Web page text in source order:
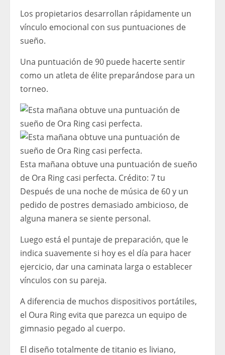
Los propietarios desarrollan rápidamente un
vínculo emocional con sus puntuaciones de
sueño.
Una puntuación de 90 puede hacerte sentir
como un atleta de élite preparándose para un
torneo.
Esta mañana obtuve una puntuación de sueño
de Ora Ring casi perfecta. Crédito: 7 tu
Después de una noche de música de 60 y un
pedido de postres demasiado ambicioso, de
alguna manera se siente personal.
Luego está el puntaje de preparación, que le
indica suavemente si hoy es el día para hacer
ejercicio, dar una caminata larga o establecer
vínculos con su pareja.
A diferencia de muchos dispositivos portátiles,
el Oura Ring evita que parezca un equipo de
gimnasio pegado al cuerpo.
El diseño totalmente de titanio es liviano,